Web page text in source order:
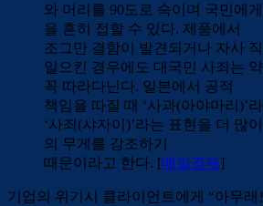
와 머리를 90도로 숙이며 국민에
을 흔히 접할 수 있다. 제품에서
조그만 결함이 발견되거나 자사
일으킨 경우에도 대국민 사죄는
꼭 따라다닌다. 일본에서 공적
책임을 따질 때 ‘사과(아야마리)’
‘사죄(샤자이)’라는 표현을 더 많
의 무게를 강조하기
때문이라고 한다. [매일경제 ]
기업의 위기시 클라이언트에게 “아무